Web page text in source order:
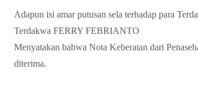
Adapun isi amar putusan sela terhadap para
Terdakwa FERRY FEBRIANTO
Menyatakan bahwa Nota Keberatan dari
diterima.